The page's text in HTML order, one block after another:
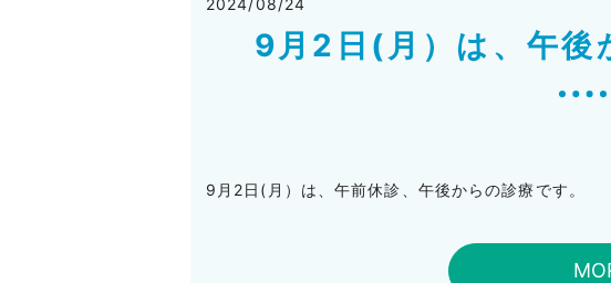
2024/08/24
9月2日(月）は、午後
9月2日(月）は、午前休診、午後からの診療です。